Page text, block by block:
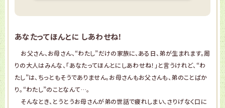
あなたってほんとに しあわせね！
お父さん、お母さん、“わたし”だけの家族に、ある日、弟が生まれます。周
りの大人はみんな、「あなたってほんとにしあわせね！」と言うけれど、“わ
たし”は、ちっともそうでありません。お母さんもお父さんも、弟のことばか
り。“わたし”のことなんて…。
そんなとき、とうとうお母さんが弟の世話で疲れしまい、さりげなく口に